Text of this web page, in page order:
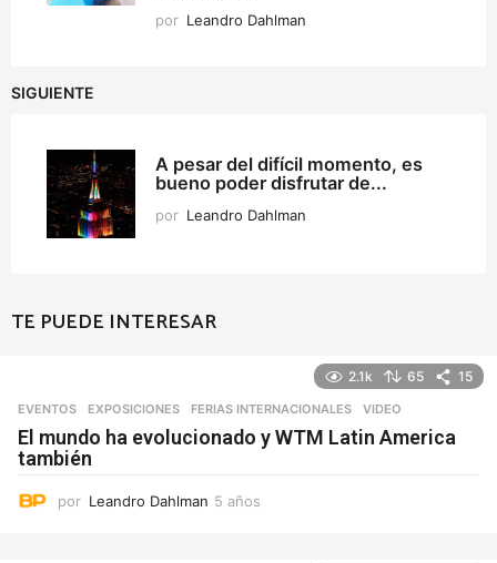
por Leandro Dahlman
SIGUIENTE
A pesar del difícil momento, es
bueno poder disfrutar de...
por Leandro Dahlman
TE PUEDE INTERESAR
2.1k 65 15
EVENTOS ,EXPOSICIONES ,FERIAS INTERNACIONALES VIDEO
El mundo ha evolucionado y WTM Latin America
también
por Leandro Dahlman 5 años